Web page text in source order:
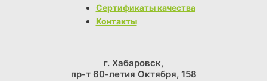
Сертификаты качества
Контакты
г. Хабаровск,
пр-т 60-летия Октября, 158